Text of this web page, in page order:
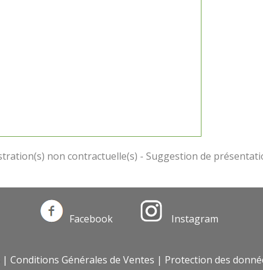
Instagram
Facebook
| Conditions Générales de Ventes | Protection des